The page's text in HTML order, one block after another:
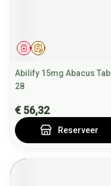
Op voorschrift
Geneesmiddel
Abilify 15mg Abacus Tabl
28
€ 56,32
Reserveer